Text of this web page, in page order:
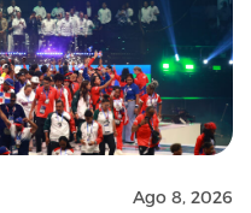
Ago 8, 2026